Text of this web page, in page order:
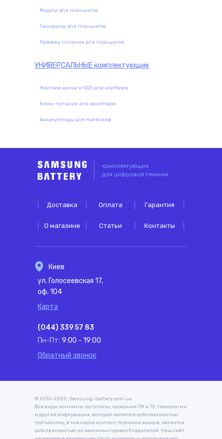
Модули для планшетов
Тачскрины для планшетов
Разъемы питания для планшетов
УНИВЕРСАЛЬНЫЕкомплектующие
Жесткие диски и SSD для ноутбуков
Блоки питания для мониторов
Аккумуляторы для пылесосов
комплектующие
для цифровой техники
Доставка Оплата Гарантия
О магазине Статьи Контакты
Киев
ул. Голосеевская 17,
оф. 104
Карта
(044) 339 57 83
Пн-Пт: 9:00 - 19:00
Обратный звонок
© 2010-2020. Samsung-battery.com.ua
Все виды контента: логотипы, названия ТМ и ТЗ, технологии
и другая информация, которая является собственностью
третьих лиц, в том числе контент торговых знаков, является
собственностью их законных правообладателей. Наш сайт